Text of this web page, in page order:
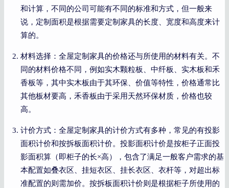
和计算，不同的公司可能有不同的标准和方式，但一般来
说，定制面积是根据需要定制家具的长度、宽度和高度来计
算的。
材料选择：全屋定制家具的价格还与所使用的材料有关。不
同的材料价格不同，例如实木颗粒板、中纤板、实木板和禾
香板等，其中实木板由于其环保、价值等特性，价格通常比
其他板材要高，禾香板由于采用天然环保材质，价格也较
高。
计价方式：全屋定制家具的计价方式有多种，常见的有投影
面积计价和按拆板面积计价。投影面积计价是按柜子正面投
影面积算（即柜子的长×高），包含了满足一般客户需求的基
本配置如叠衣区、挂短衣区、挂长衣区、衣杆等，对超出标
准配置的则需加价。按拆板面积计价则是根据柜子所使用的